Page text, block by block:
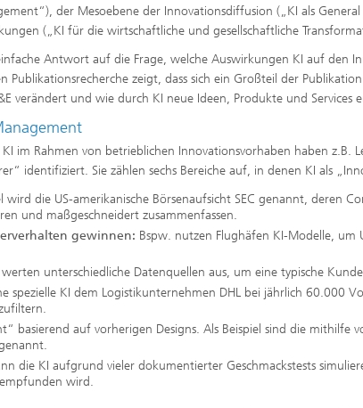
der Mesoebene der Innovationsdiffusion („KI als
(„KI für die wirtschaftliche und gesellschaftliche
Antwort auf die Frage, welche Auswirkungen KI auf den
Publikationsrecherche zeigt, dass sich ein Großteil der
verändert und wie durch KI neue Ideen, Produkte und Services
im Rahmen von betrieblichen Innovationsvorhaben haben z.B.
identifiziert. Sie zählen sechs Bereiche auf, in denen KI als
wird die US-amerikanische Börsenaufsicht SEC genannt, deren
und maßgeschneidert zusammenfassen.
gewinnen: Bspw. nutzen Flughäfen KI-Modelle, um
unterschiedliche Datenquellen aus, um eine typische
spezielle KI dem Logistikunternehmen DHL bei jährlich 60.000
basierend auf vorherigen Designs. Als Beispiel sind die mithilfe
die KI aufgrund vieler dokumentierter Geschmackstests
wird.